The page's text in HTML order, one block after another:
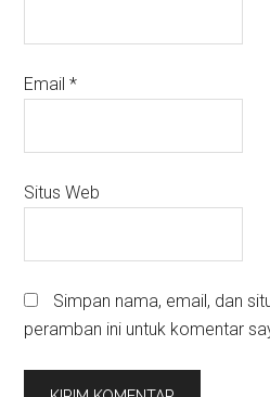
Email*
Situs Web
Simpan nama, email, dan
peramban ini untuk komentar